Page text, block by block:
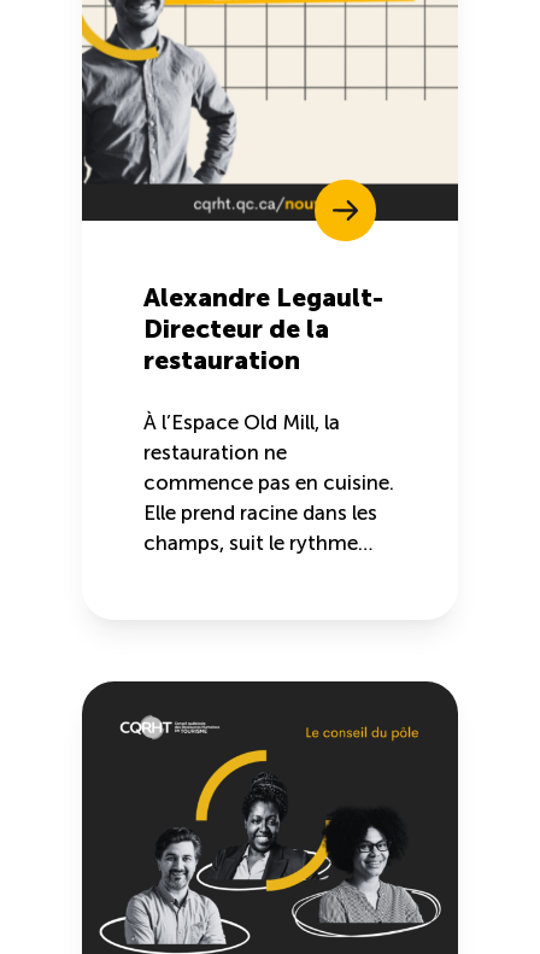
Alexandre Legault-
Directeur de la
restauration
À l’Espace Old Mill, la
restauration ne
commence pas en cuisine.
Elle prend racine dans les
champs, suit le rythme…